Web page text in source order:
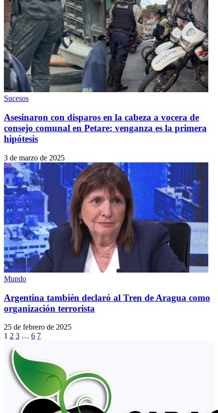
Sucesos
Asesinaron con disparos en la cabeza a vocera de
consejo comunal en Petare: venganza es la primera
hipótesis
3 de marzo de 2025
Mundo
Argentina también declaró al Tren de Aragua como
organización terrorista
25 de febrero de 2025
1 2 3 … 6 7